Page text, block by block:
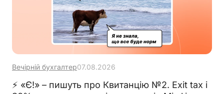
Вечірній бухгалтер07.08.2026
⚡ «Є!» – пишуть про Квитанцію №2. Exit tax і